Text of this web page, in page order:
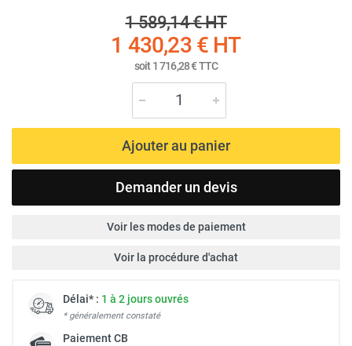
1 589,14 €HT
1 430,23 € HT
soit1 716,28 €TTC
Ajouter au panier
Demander un devis
Voir les modes de paiement
Voir la procédure d'achat
Délai* : 1 à 2 jours ouvrés
* généralement constaté
PaiementCB